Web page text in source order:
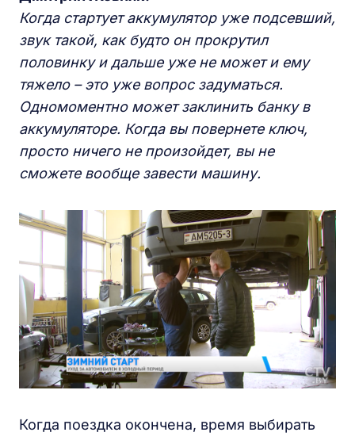
Когда стартует аккумулятор уже подсевший,
звук такой, как будто он прокрутил
половинку и дальше уже не может и ему
тяжело – это уже вопрос задуматься.
Одномоментно может заклинить банку в
аккумуляторе. Когда вы повернете ключ,
просто ничего не произойдет, вы не
сможете вообще завести машину.
Когда поездка окончена, время выбирать